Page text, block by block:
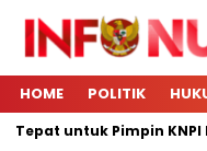
HOME POLITIK
untuk Pimpin KNPI